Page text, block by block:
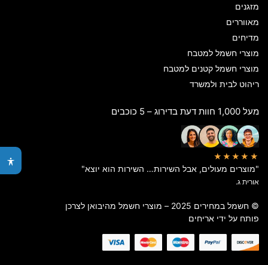
מזגנים
מאווררים
מדיחים
מוצרי חשמל למטבח
מוצרי חשמל קטנים למטבח
ריהוט לבית ולמשרד
מעל 1,000 חוות דעת בדירוג – 5 כוכבים
★★★★★
"מוצרים מעולים, אבל השירות… השירות הוא יוצא"
אורית ג.
© חשמל במחירים 2025 – מוצרי חשמל מהיבואן לצרכן
פותח על ידי אריחים